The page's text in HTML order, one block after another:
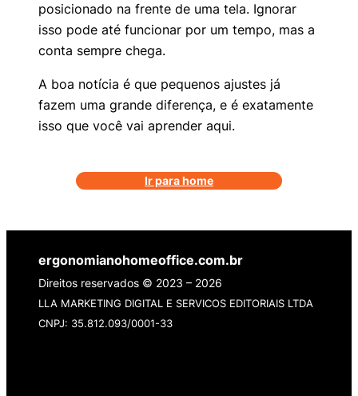
posicionado na frente de uma tela. Ignorar
isso pode até funcionar por um tempo, mas a
conta sempre chega.
A boa notícia é que pequenos ajustes já
fazem uma grande diferença, e é exatamente
isso que você vai aprender aqui.
Ir para home
ergonomianohomeoffice.com.br
Direitos reservados © 2023 – 2026
LLA MARKETING DIGITAL E SERVICOS EDITORIAIS LTDA
CNPJ: 35.812.093/0001-33